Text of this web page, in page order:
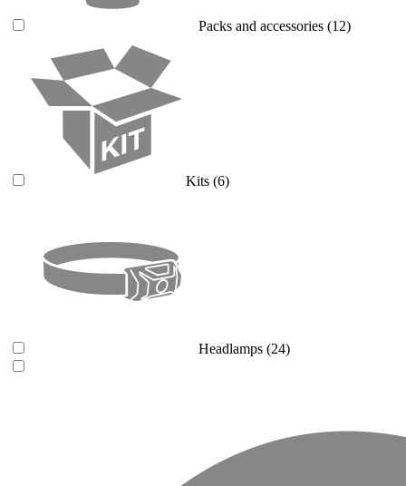
Packs and accessories (12)
Kits (6)
Headlamps (24)